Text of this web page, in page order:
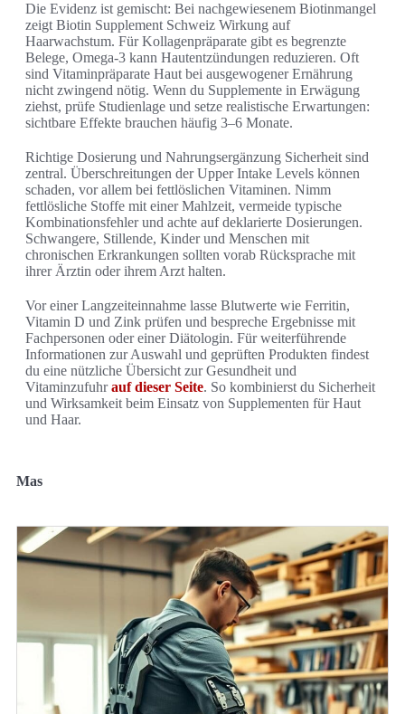
Die Evidenz ist gemischt: Bei nachgewiesenem Biotinmangel
zeigt Biotin Supplement Schweiz Wirkung auf
Haarwachstum. Für Kollagenpräparate gibt es begrenzte
Belege, Omega‑3 kann Hautentzündungen reduzieren. Oft
sind Vitaminpräparate Haut bei ausgewogener Ernährung
nicht zwingend nötig. Wenn du Supplemente in Erwägung
ziehst, prüfe Studienlage und setze realistische Erwartungen:
sichtbare Effekte brauchen häufig 3–6 Monate.
Richtige Dosierung und Nahrungsergänzung Sicherheit sind
zentral. Überschreitungen der Upper Intake Levels können
schaden, vor allem bei fettlöslichen Vitaminen. Nimm
fettlösliche Stoffe mit einer Mahlzeit, vermeide typische
Kombinationsfehler und achte auf deklarierte Dosierungen.
Schwangere, Stillende, Kinder und Menschen mit
chronischen Erkrankungen sollten vorab Rücksprache mit
ihrer Ärztin oder ihrem Arzt halten.
Vor einer Langzeiteinnahme lasse Blutwerte wie Ferritin,
Vitamin D und Zink prüfen und bespreche Ergebnisse mit
Fachpersonen oder einer Diätologin. Für weiterführende
Informationen zur Auswahl und geprüften Produkten findest
du eine nützliche Übersicht zur Gesundheit und
Vitaminzufuhrauf dieser Seite. So kombinierst du Sicherheit
und Wirksamkeit beim Einsatz von Supplementen für Haut
und Haar.
Mas